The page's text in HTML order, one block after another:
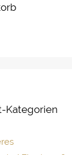
Kategorien